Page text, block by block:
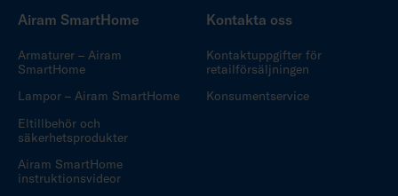
Airam SmartHome
Armaturer – Airam
SmartHome
Lampor – Airam SmartHome
Eltillbehör och
säkerhetsprodukter
Airam SmartHome
instruktionsvideor
Kontakta oss
Kontaktuppgifter för
retailförsäljningen
Konsumentservice